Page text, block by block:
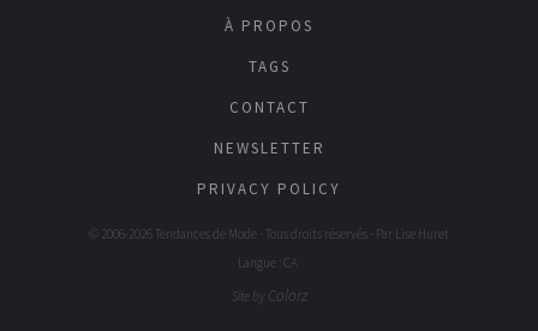
À PROPOS
TAGS
CONTACT
NEWSLETTER
PRIVACY POLICY
© 2006-2026 Tendances de Mode - Tous droits réservés - Par Lise Huret
Langue : CA
Site by Colorz